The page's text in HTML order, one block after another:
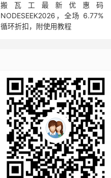
搬瓦工最新优惠码
NODESEEK2026，全场 6.77%
循环折扣，附使用教程